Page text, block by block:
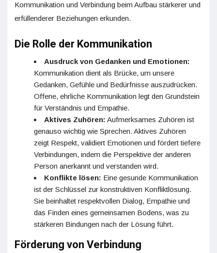
Kommunikation und Verbindung beim Aufbau stärkerer und
erfüllenderer Beziehungen erkunden.
Die Rolle der Kommunikation
Ausdruck von Gedanken und Emotionen:
Kommunikation dient als Brücke, um unsere
Gedanken, Gefühle und Bedürfnisse auszudrücken.
Offene, ehrliche Kommunikation legt den Grundstein
für Verständnis und Empathie.
Aktives Zuhören: Aufmerksames Zuhören ist
genauso wichtig wie Sprechen. Aktives Zuhören
zeigt Respekt, validiert Emotionen und fördert tiefere
Verbindungen, indem die Perspektive der anderen
Person anerkannt und verstanden wird.
Konflikte lösen: Eine gesunde Kommunikation
ist der Schlüssel zur konstruktiven Konfliktlösung.
Sie beinhaltet respektvollen Dialog, Empathie und
das Finden eines gemeinsamen Bodens, was zu
stärkeren Bindungen nach der Lösung führt.
Förderung von Verbindung